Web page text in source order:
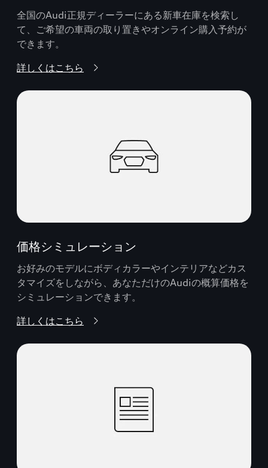
全国のAudi正規ディーラーにある新車在庫を検索し
て、ご希望の車両の取り置きやオンライン購入予約が
できます。
詳しくはこちら
価格シミュレーション
お好みのモデルにボディカラーやインテリアなどカス
タマイズをしながら、あなただけのAudiの概算価格を
シミュレーションできます。
詳しくはこちら